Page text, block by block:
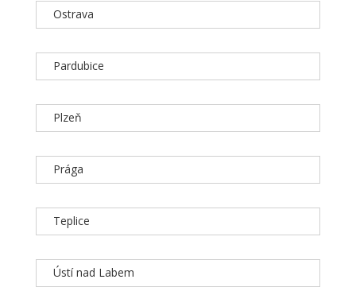
Ostrava
Pardubice
Plzeň
Prága
Teplice
Ústí nad Labem